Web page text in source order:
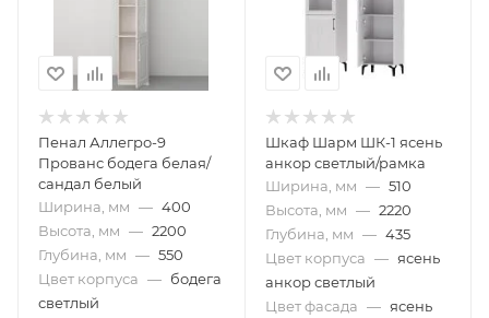
Пенал Аллегро-9
Прованс бодега белая/
сандал белый
Ширина, мм — 400
Высота, мм — 2200
Глубина, мм — 550
Цвет корпуса — бодега
светлый
Шкаф Шарм ШК-1 ясень
анкор светлый/рамка
Ширина, мм — 510
Высота, мм — 2220
Глубина, мм — 435
Цвет корпуса — ясень
анкор светлый
Цвет фасада — ясень